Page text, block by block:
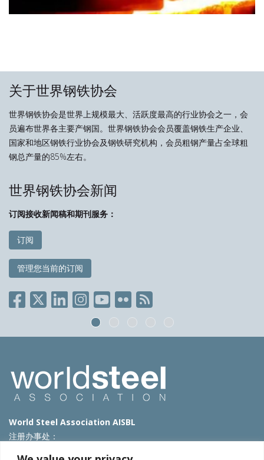
关于世界钢铁协会
世界钢铁协会是世界上规模最大、活跃度最高的行业协会之一，会
员遍布世界各主要产钢国。世界钢铁协会会员覆盖钢铁生产企业、
国家和地区钢铁行业协会及钢铁研究机构，会员粗钢产量占全球粗
钢总产量的85%左右。
世界钢铁协会新闻
订阅接收新闻稿和期刊服务：
订阅
管理您当前的订阅
World Steel Association AISBL
注册办事处：